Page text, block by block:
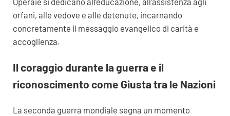
orfani, alle vedove e alle detenute, incarnando
concretamente il messaggio evangelico di carità e
accoglienza.
Il coraggio durante la guerra e il
riconoscimento come Giusta tra le Nazioni
La seconda guerra mondiale segna un momento